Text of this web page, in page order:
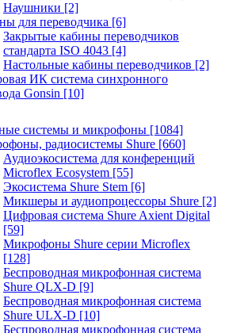
Наушники [2]
для переводчика [6]
Закрытые кабины переводчиков
стандарта ISO 4043 [4]
Настольные кабины переводчиков [2]
ИК система синхронного
Gonsin [10]
системы и микрофоны [1084]
радиосистемы Shure [660]
Аудиоэкосистема для конференций
Microflex Ecosystem [55]
Экосистема Shure Stem [6]
Микшеры и аудиопроцессоры Shure [2]
Цифровая система Shure Axient Digital
[59]
Микрофоны Shure серии Microflex
[128]
Беспроводная микрофонная система
Shure QLX-D [9]
Беспроводная микрофонная система
Shure ULX-D [10]
Беспроводная микрофонная система